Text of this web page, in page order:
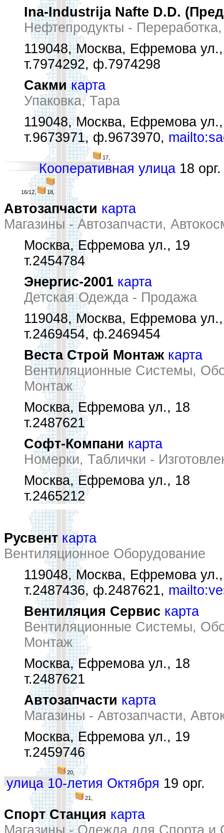
Ina-Industrija Nafte D.D.
Нефтепродукты -
119048, Москва, Ефремова
т.7974292, ф.7974298
Сакми карта
Упаковка, Тара
119048, Москва, Ефремова
т.9673971, ф.9673970,
17,
Кооперативная улица 18 орг.
16/12, 18,
Автозапчасти карта
Магазины - Автозапчасти,
Москва, Ефремова ул., 19
т.2454784
Энергис-2001 карта
Детская Одежда - Продажа
119048, Москва, Ефремова
т.2469454, ф.2469454
Веста Строй Монтаж карта
Вентиляционные Системы,
Монтаж
Москва, Ефремова ул., 18
т.2487621
Софт-Компани карта
Номерки, Таблички -
Москва, Ефремова ул., 18
т.2465212
Русвент карта
Вентиляционное Оборудование
119048, Москва, Ефремова
т.2487436, ф.2487621,
Вентиляция Сервис карта
Вентиляционные Системы,
Монтаж
Москва, Ефремова ул., 18
т.2487621
Автозапчасти карта
Магазины - Автозапчасти,
Москва, Ефремова ул., 19
т.2459746
20,
улица 10-летия Октября 19 орг.
21,
Спорт Станция карта
Магазины - Одежда для Спорта и